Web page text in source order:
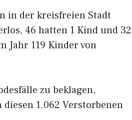
in der kreisfreien Stadt
46 hatten 1 Kind und 32
Jahr 119 Kinder von
zu beklagen,
1.062 Verstorbenen